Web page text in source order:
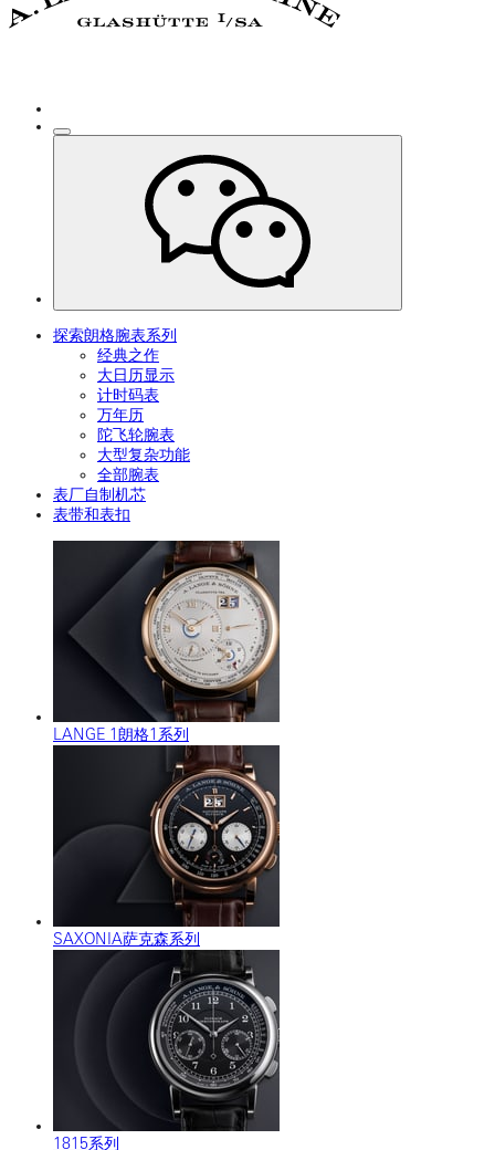
探索朗格腕表系列
经典之作
大日历显示
计时码表
万年历
陀飞轮腕表
大型复杂功能
全部腕表
表厂自制机芯
表带和表扣
LANGE 1朗格1系列
SAXONIA萨克森系列
1815系列